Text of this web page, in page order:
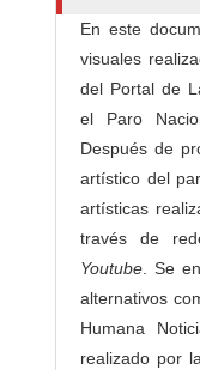
s
En este
visuales
del Portal de
el Paro
Después de
artístico del
artísticas
través de
Youtube . Se
alternativos
Humana
realizado por